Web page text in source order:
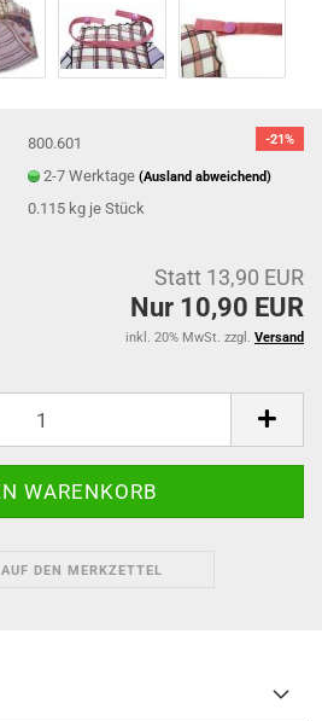
-21%
800.601
2-7 Werktage(Ausland abweichend)
0.115 kg je Stück
Statt 13,90 EUR
Nur 10,90 EUR
inkl. 20% MwSt. zzgl. Versand
AUF DEN MERKZETTEL